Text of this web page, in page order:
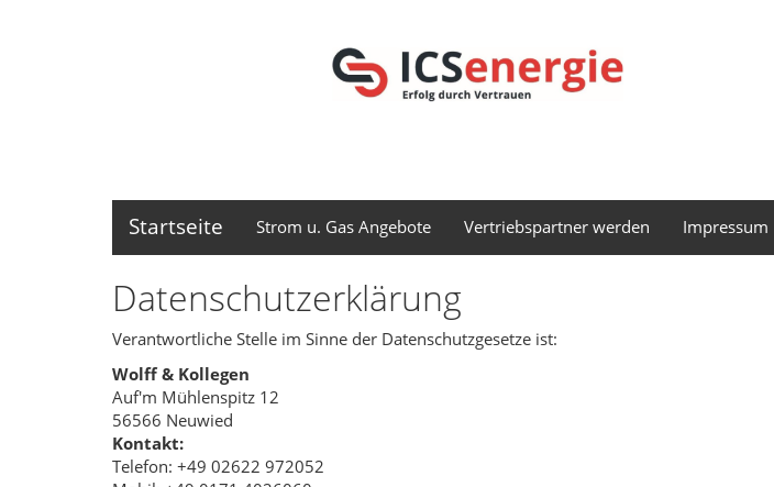
Startseite Strom u. Gas Angebote Vertriebspartner werden Impressum
Datenschutzerklärung
Verantwortliche Stelle im Sinne der Datenschutzgesetze ist:
Wolff & Kollegen
Auf'm Mühlenspitz 12
56566 Neuwied
Kontakt:
Telefon: +49 02622 972052